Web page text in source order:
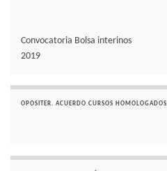
Convocatoria Bolsa interinos
2019
OPOSITER. ACUERDO CURSOS HOMOLOGADOS